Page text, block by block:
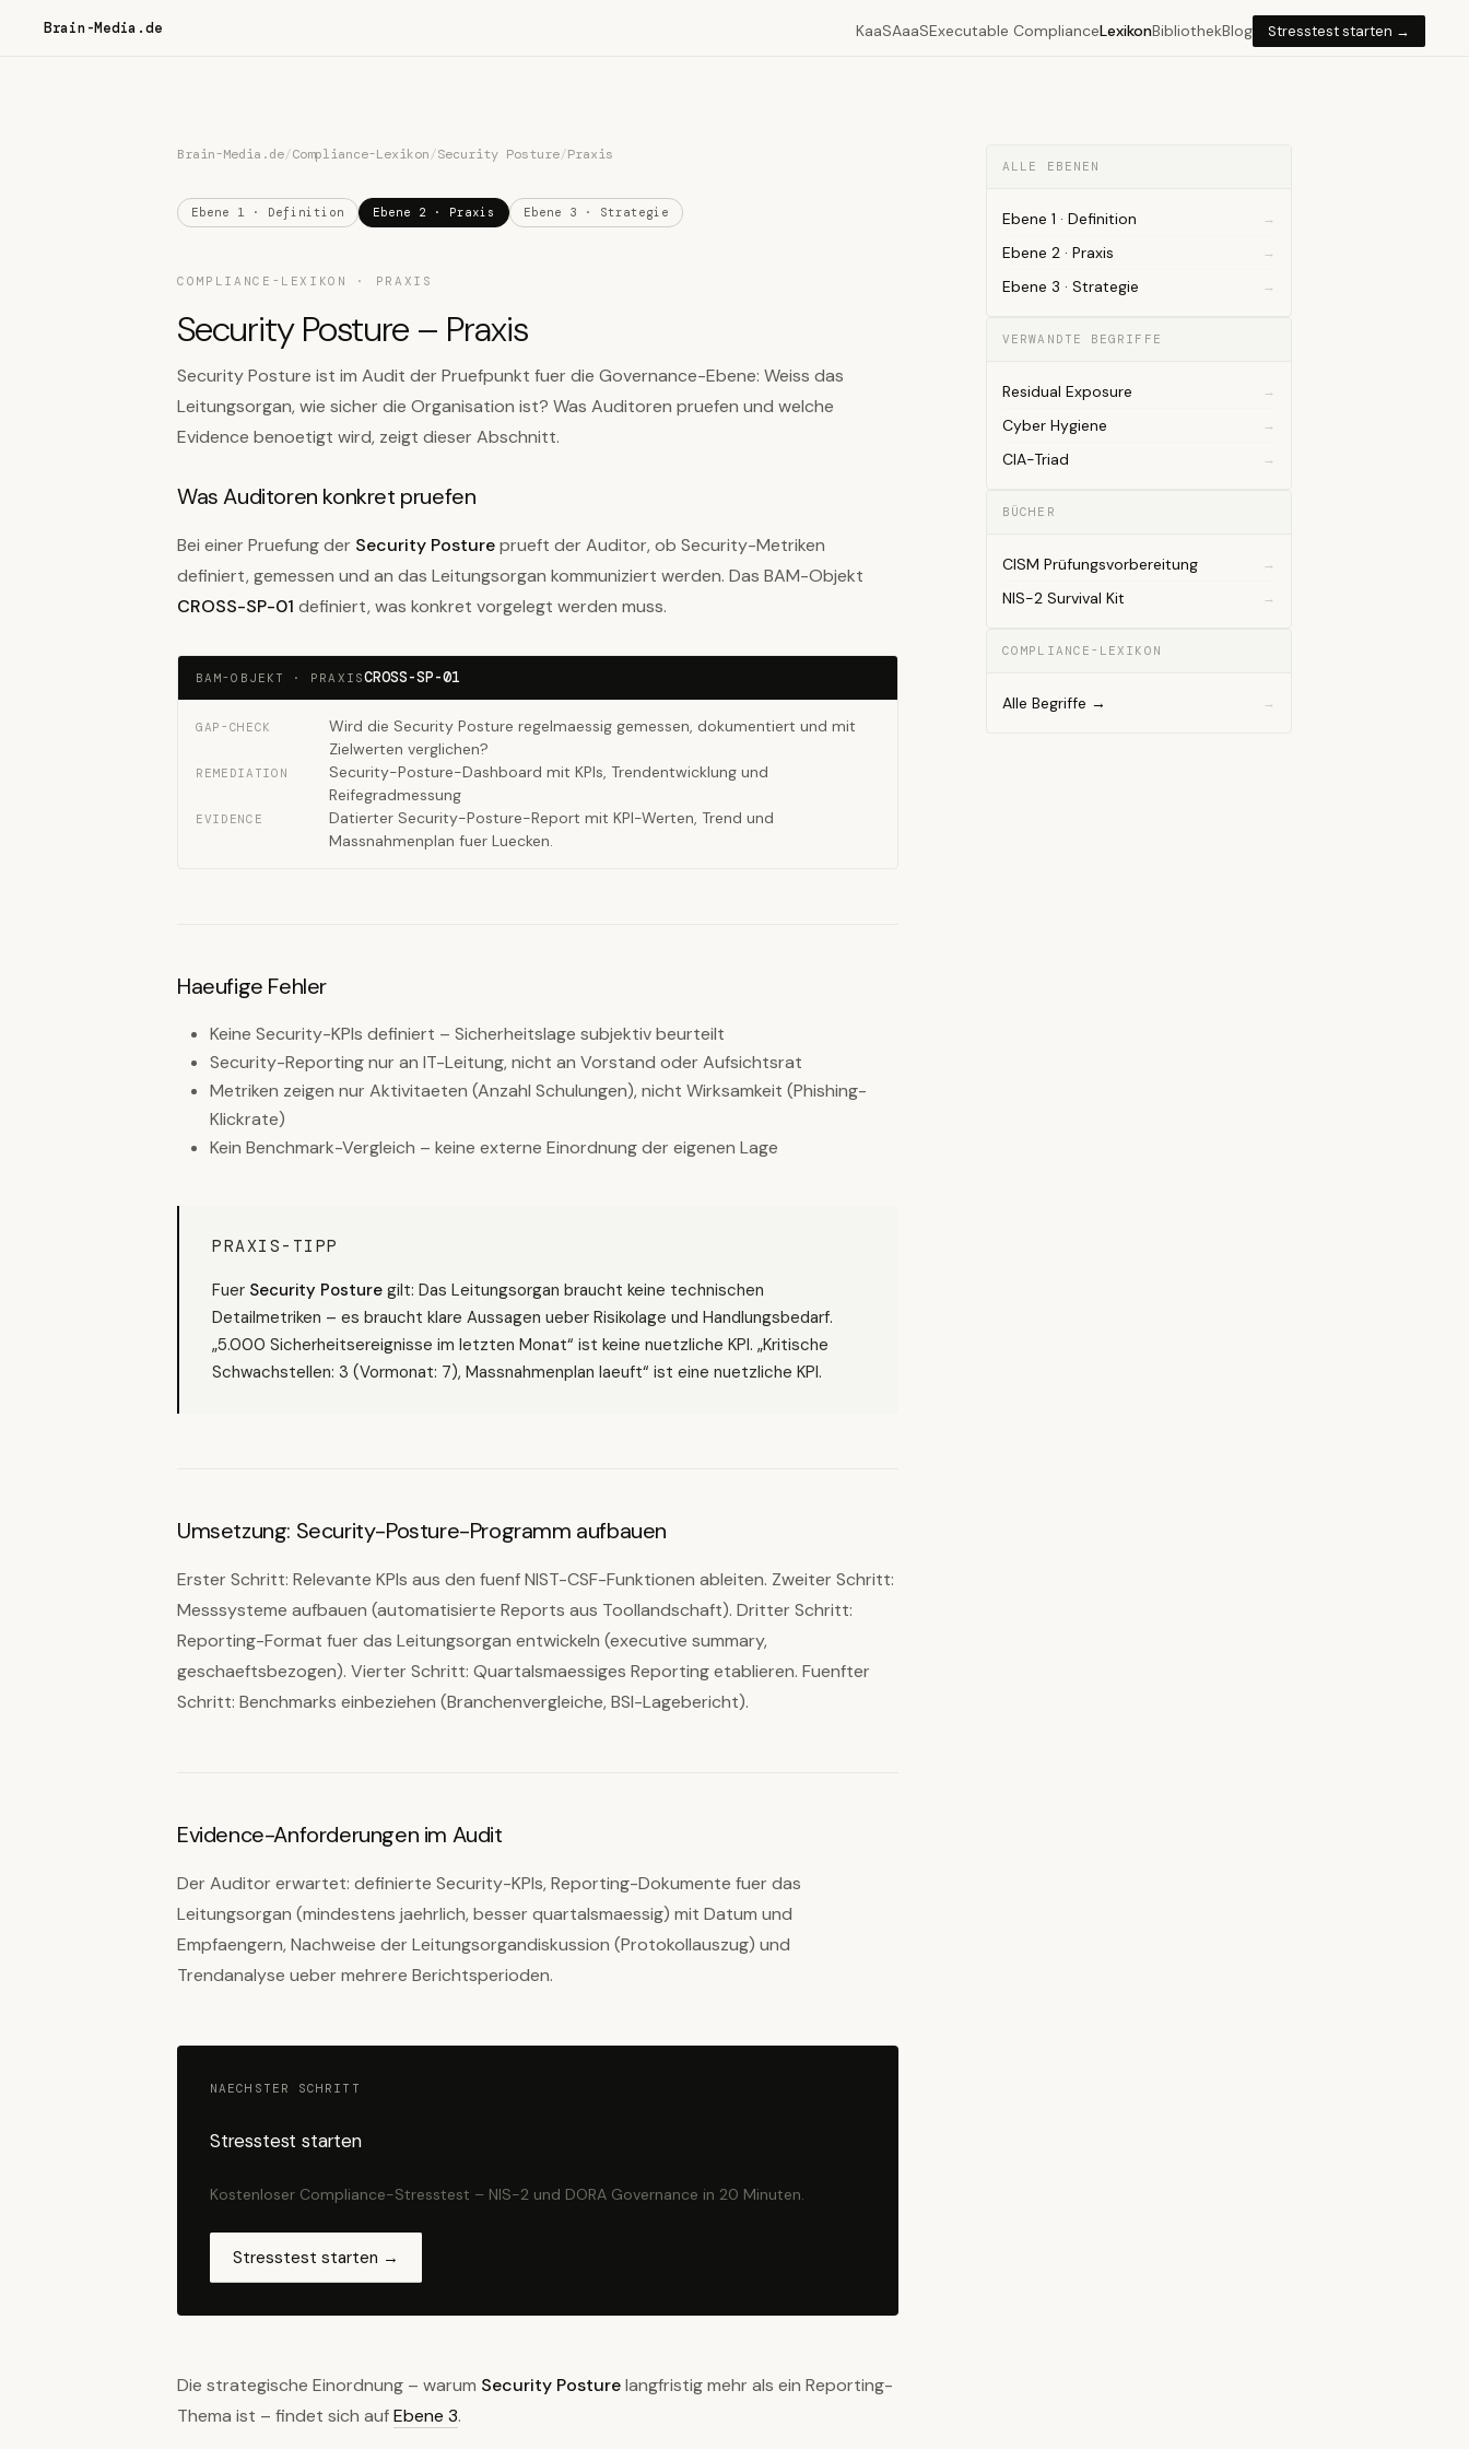
Brain-Media.de KaaSAaaSExecutable ComplianceLexikonBibliothekBlog Stresstest starten →
Brain-Media.de/Compliance-Lexikon/Security Posture/Praxis
Ebene 1 · Definition Ebene 2 · Praxis Ebene 3 · Strategie
COMPLIANCE-LEXIKON · PRAXIS
Security Posture – Praxis
Security Posture ist im Audit der Pruefpunkt fuer die Governance-Ebene: Weiss das
Leitungsorgan, wie sicher die Organisation ist? Was Auditoren pruefen und welche
Evidence benoetigt wird, zeigt dieser Abschnitt.
Was Auditoren konkret pruefen
Bei einer Pruefung der Security Postureprueft der Auditor, ob Security-Metriken
definiert, gemessen und an das Leitungsorgan kommuniziert werden. Das BAM-Objekt
CROSS-SP-01 definiert, was konkret vorgelegt werden muss.
BAM-OBJEKT · PRAXISCROSS-SP-01
GAP-CHECK
Wird die Security Posture regelmaessig gemessen, dokumentiert und mit
Zielwerten verglichen?
REMEDIATION
Security-Posture-Dashboard mit KPIs, Trendentwicklung und
Reifegradmessung
EVIDENCE
Datierter Security-Posture-Report mit KPI-Werten, Trend und
Massnahmenplan fuer Luecken.
Haeufige Fehler
Keine Security-KPIs definiert – Sicherheitslage subjektiv beurteilt
Security-Reporting nur an IT-Leitung, nicht an Vorstand oder Aufsichtsrat
Metriken zeigen nur Aktivitaeten (Anzahl Schulungen), nicht Wirksamkeit (Phishing-
Klickrate)
Kein Benchmark-Vergleich – keine externe Einordnung der eigenen Lage
PRAXIS-TIPP
Fuer Security Posture gilt: Das Leitungsorgan braucht keine technischen
Detailmetriken – es braucht klare Aussagen ueber Risikolage und Handlungsbedarf.
„5.000 Sicherheitsereignisse im letzten Monat“ ist keine nuetzliche KPI. „Kritische
Schwachstellen: 3 (Vormonat: 7), Massnahmenplan laeuft“ ist eine nuetzliche KPI.
Umsetzung: Security-Posture-Programm aufbauen
Erster Schritt: Relevante KPIs aus den fuenf NIST-CSF-Funktionen ableiten. Zweiter Schritt:
Messsysteme aufbauen (automatisierte Reports aus Toollandschaft). Dritter Schritt:
Reporting-Format fuer das Leitungsorgan entwickeln (executive summary,
geschaeftsbezogen). Vierter Schritt: Quartalsmaessiges Reporting etablieren. Fuenfter
Schritt: Benchmarks einbeziehen (Branchenvergleiche, BSI-Lagebericht).
Evidence-Anforderungen im Audit
Der Auditor erwartet: definierte Security-KPIs, Reporting-Dokumente fuer das
Leitungsorgan (mindestens jaehrlich, besser quartalsmaessig) mit Datum und
Empfaengern, Nachweise der Leitungsorgandiskussion (Protokollauszug) und
Trendanalyse ueber mehrere Berichtsperioden.
NAECHSTER SCHRITT
Stresstest starten
Kostenloser Compliance-Stresstest – NIS-2 und DORA Governance in 20 Minuten.
Stresstest starten →
Die strategische Einordnung – warum Security Posturelangfristig mehr als ein Reporting-
Thema ist – findet sich aufEbene 3.
ALLE EBENEN
Ebene 1 · Definition
Ebene 2 · Praxis
Ebene 3 · Strategie
VERWANDTE BEGRIFFE
Residual Exposure
Cyber Hygiene
CIA-Triad
BÜCHER
CISM Prüfungsvorbereitung
NIS-2 Survival Kit
COMPLIANCE-LEXIKON
Alle Begriffe →